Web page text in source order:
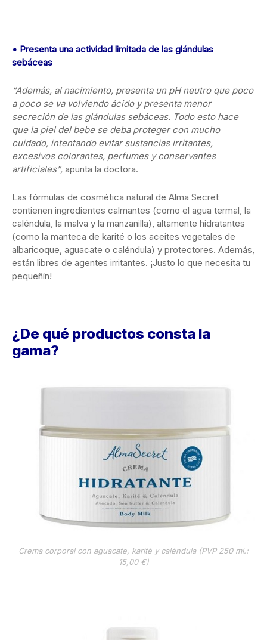
• Presenta una actividad limitada de las glándulas
sebáceas
“Además, al nacimiento, presenta un pH neutro que poco
a poco se va volviendo ácido y presenta menor
secreción de las glándulas sebáceas. Todo esto hace
que la piel del bebe se deba proteger con mucho
cuidado, intentando evitar sustancias irritantes,
excesivos colorantes, perfumes y conservantes
artificiales”, apunta la doctora.
Las fórmulas de cosmética natural de Alma Secret
contienen ingredientes calmantes (como el agua termal, la
caléndula, la malva y la manzanilla), altamente hidratantes
(como la manteca de karité o los aceites vegetales de
albaricoque, aguacate o caléndula) y protectores. Además,
están libres de agentes irritantes. ¡Justo lo que necesita tu
pequeñín!
¿De qué productos consta la
gama?
Crema corporal con aguacate, karité y caléndula (PVP 250 ml.:
15,00 €)